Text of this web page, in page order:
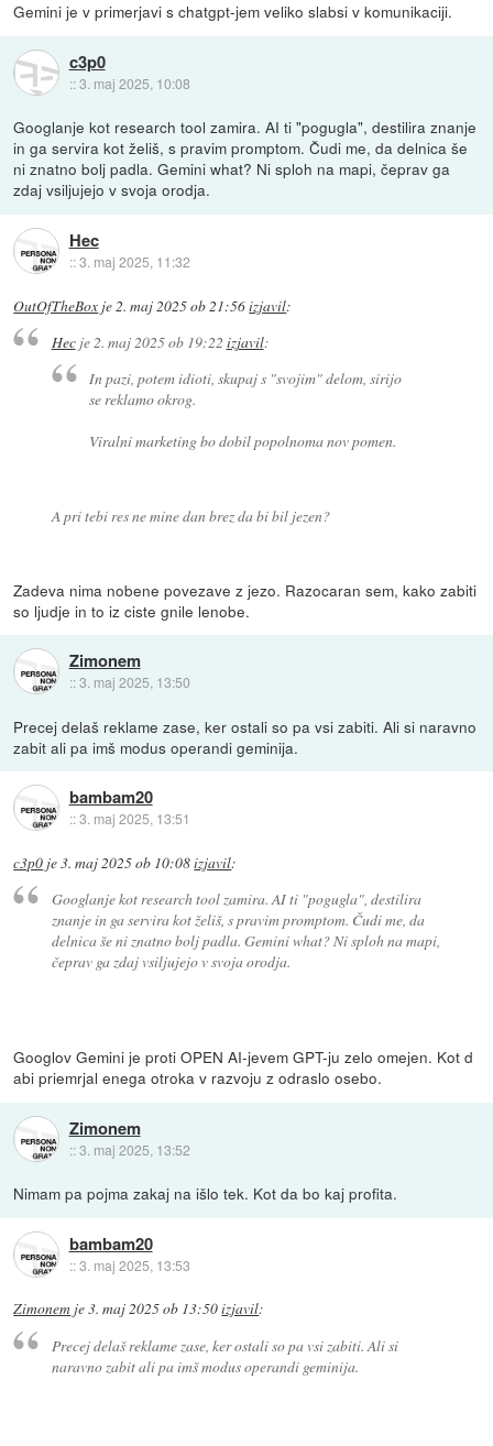
Gemini je v primerjavi s chatgpt-jem veliko slabsi v komunikaciji.
c3p0
::3. maj 2025, 10:08
Googlanje kot research tool zamira. AI ti "pogugla", destilira znanje
in ga servira kot želiš, s pravim promptom. Čudi me, da delnica še
ni znatno bolj padla. Gemini what? Ni sploh na mapi, čeprav ga
zdaj vsiljujejo v svoja orodja.
Hec
::3. maj 2025, 11:32
OutOfTheBox je 2. maj 2025 ob 21:56izjavil:
Hecje2. maj 2025 ob 19:22 izjavil:
In pazi, potem idioti, skupaj s "svojim" delom, sirijo
se reklamo okrog.
Viralni marketing bo dobil popolnoma nov pomen.
A pri tebi res ne mine dan brez da bi bil jezen?
Zadeva nima nobene povezave z jezo. Razocaran sem, kako zabiti
so ljudje in to iz ciste gnile lenobe.
Zimonem
::3. maj 2025, 13:50
Precej delaš reklame zase, ker ostali so pa vsi zabiti. Ali si naravno
zabit ali pa imš modus operandi geminija.
bambam20
::3. maj 2025, 13:51
c3p0 je3. maj 2025 ob 10:08izjavil:
Googlanje kot research tool zamira. AI ti "pogugla", destilira
znanje in ga servira kot želiš, s pravim promptom. Čudi me, da
delnica še ni znatno bolj padla. Gemini what? Ni sploh na mapi,
čeprav ga zdaj vsiljujejo v svoja orodja.
Googlov Gemini je proti OPEN AI-jevem GPT-ju zelo omejen. Kot d
abi priemrjal enega otroka v razvoju z odraslo osebo.
Zimonem
::3. maj 2025, 13:52
Nimam pa pojma zakaj na išlo tek. Kot da bo kaj profita.
bambam20
::3. maj 2025, 13:53
Zimonem je3. maj 2025 ob 13:50izjavil:
Precej delaš reklame zase, ker ostali so pa vsi zabiti. Ali si
naravno zabit ali pa imš modus operandi geminija.